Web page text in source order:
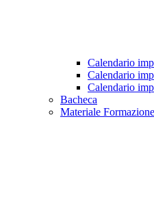
Calendario
Calendario
Calendario
Bacheca
Materiale